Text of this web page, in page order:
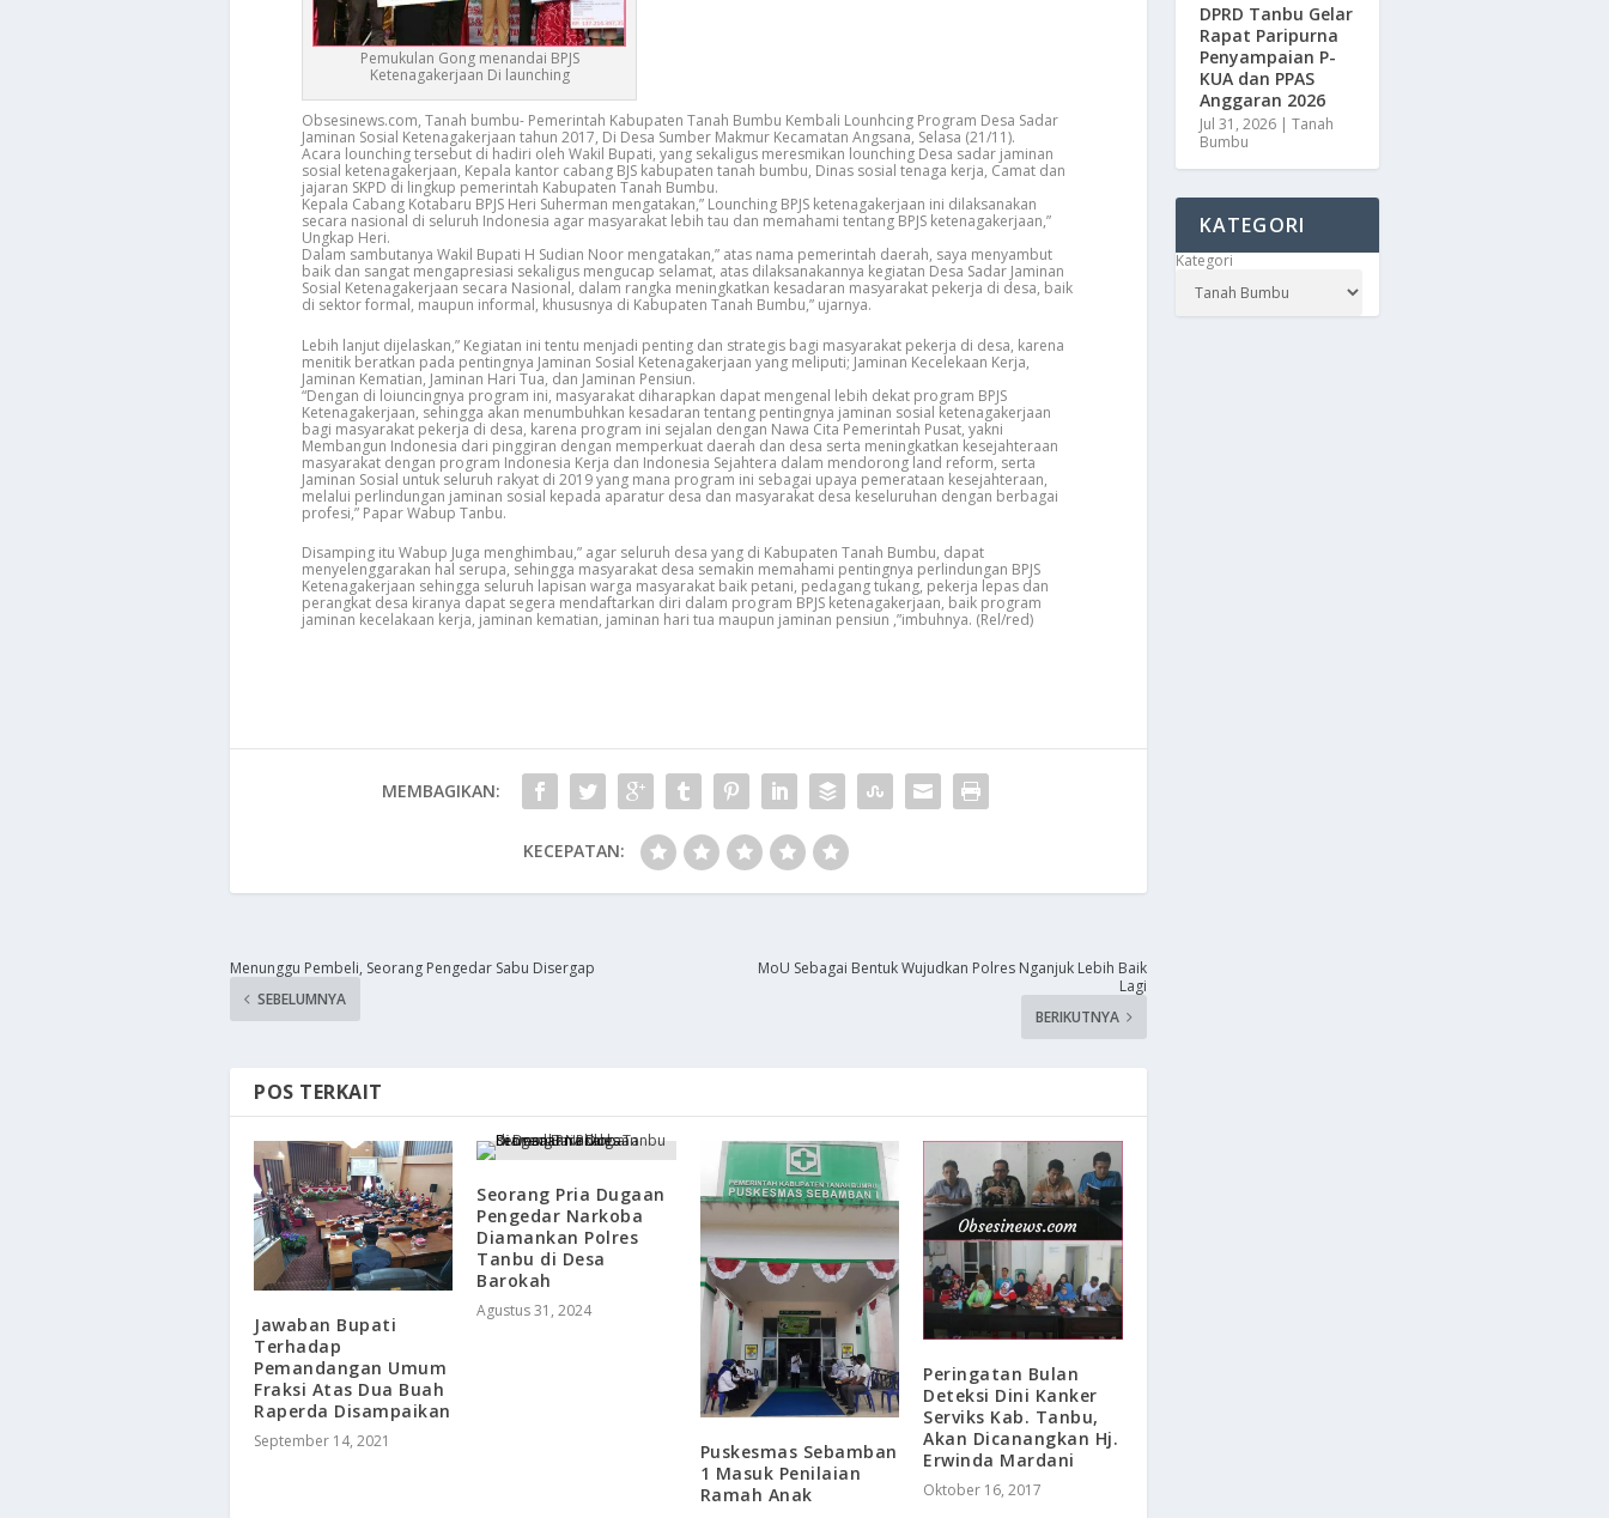
Pemukulan Gong menandai BPJS
Ketenagakerjaan Di launching
Obsesinews.com, Tanah bumbu- Pemerintah Kabupaten Tanah Bumbu Kembali Lounhcing Program Desa Sadar
Jaminan Sosial Ketenagakerjaan tahun 2017, Di Desa Sumber Makmur Kecamatan Angsana, Selasa (21/11).
Acara lounching tersebut di hadiri oleh Wakil Bupati, yang sekaligus meresmikan lounching Desa sadar jaminan
sosial ketenagakerjaan, Kepala kantor cabang BJS kabupaten tanah bumbu, Dinas sosial tenaga kerja, Camat dan
jajaran SKPD di lingkup pemerintah Kabupaten Tanah Bumbu.
Kepala Cabang Kotabaru BPJS Heri Suherman mengatakan,” Lounching BPJS ketenagakerjaan ini dilaksanakan
secara nasional di seluruh Indonesia agar masyarakat lebih tau dan memahami tentang BPJS ketenagakerjaan,”
Ungkap Heri.
Dalam sambutanya Wakil Bupati H Sudian Noor mengatakan,” atas nama pemerintah daerah, saya menyambut
baik dan sangat mengapresiasi sekaligus mengucap selamat, atas dilaksanakannya kegiatan Desa Sadar Jaminan
Sosial Ketenagakerjaan secara Nasional, dalam rangka meningkatkan kesadaran masyarakat pekerja di desa, baik
di sektor formal, maupun informal, khususnya di Kabupaten Tanah Bumbu,” ujarnya.
Lebih lanjut dijelaskan,” Kegiatan ini tentu menjadi penting dan strategis bagi masyarakat pekerja di desa, karena
menitik beratkan pada pentingnya Jaminan Sosial Ketenagakerjaan yang meliputi; Jaminan Kecelekaan Kerja,
Jaminan Kematian, Jaminan Hari Tua, dan Jaminan Pensiun.
“Dengan di loiuncingnya program ini, masyarakat diharapkan dapat mengenal lebih dekat program BPJS
Ketenagakerjaan, sehingga akan menumbuhkan kesadaran tentang pentingnya jaminan sosial ketenagakerjaan
bagi masyarakat pekerja di desa, karena program ini sejalan dengan Nawa Cita Pemerintah Pusat, yakni
Membangun Indonesia dari pinggiran dengan memperkuat daerah dan desa serta meningkatkan kesejahteraan
masyarakat dengan program Indonesia Kerja dan Indonesia Sejahtera dalam mendorong land reform, serta
Jaminan Sosial untuk seluruh rakyat di 2019 yang mana program ini sebagai upaya pemerataan kesejahteraan,
melalui perlindungan jaminan sosial kepada aparatur desa dan masyarakat desa keseluruhan dengan berbagai
profesi,” Papar Wabup Tanbu.
Disamping itu Wabup Juga menghimbau,” agar seluruh desa yang di Kabupaten Tanah Bumbu, dapat
menyelenggarakan hal serupa, sehingga masyarakat desa semakin memahami pentingnya perlindungan BPJS
Ketenagakerjaan sehingga seluruh lapisan warga masyarakat baik petani, pedagang tukang, pekerja lepas dan
perangkat desa kiranya dapat segera mendaftarkan diri dalam program BPJS ketenagakerjaan, baik program
jaminan kecelakaan kerja, jaminan kematian, jaminan hari tua maupun jaminan pensiun ,”imbuhnya. (Rel/red)
MEMBAGIKAN:
KECEPATAN:
Menunggu Pembeli, Seorang Pengedar Sabu Disergap
SEBELUMNYA
MoU Sebagai Bentuk Wujudkan Polres Nganjuk Lebih Baik
Lagi
BERIKUTNYA
POS TERKAIT
Jawaban Bupati
Terhadap
Pemandangan Umum
Fraksi Atas Dua Buah
Raperda Disampaikan
September 14, 2021
Seorang Pria Dugaan
Pengedar Narkoba
Diamankan Polres
Tanbu di Desa
Barokah
Agustus 31, 2024
Puskesmas Sebamban
1 Masuk Penilaian
Ramah Anak
Peringatan Bulan
Deteksi Dini Kanker
Serviks Kab. Tanbu,
Akan Dicanangkan Hj.
Erwinda Mardani
Oktober 16, 2017
DPRD Tanbu Gelar
Rapat Paripurna
Penyampaian P-
KUA dan PPAS
Anggaran 2026
Jul 31, 2026| Tanah
Bumbu
KATEGORI
Kategori